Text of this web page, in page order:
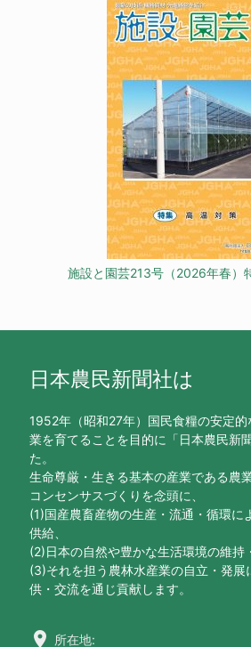
施設と園芸213号（2026年春）
日本農民新聞社は
1952年（昭和27年）国民食糧の安定
業を育てることを目的に「日本農民新
た。
生命尊厳・生きる基本の産業である農
コンセンサスづくりを念頭に、
(1)国産農畜産物の生産・流通・循環に
供給、
(2)日本の自然や豊かな生活環境の維持
(3)それを担う農林水産業の自立・発展
供・交流を通じ貢献します。
location_on 所在地: